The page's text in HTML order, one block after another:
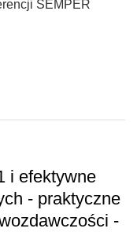
SEMPER
i efektywne
- praktyczne
-